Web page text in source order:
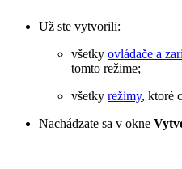
Už ste vytvorili:
všetky ovládače a
tomto režime;
všetky režimy, ktoré
Nachádzate sa v okne